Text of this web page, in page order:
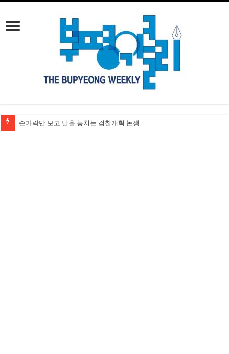
손가락만 보고 달을 놓치는 검찰개혁 논쟁